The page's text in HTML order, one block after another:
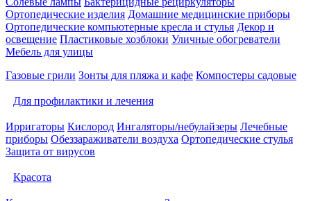
Ортопедические изделия Домашние медицинские приборы
Ортопедические компьютерные кресла и стулья Декор и
освещение Пластиковые хозблоки Уличные обогреватели
Мебель для улицы
Газовые грили Зонты для пляжа и кафе Компостеры садовые
Для профилактики и лечения
Ирригаторы Кислород Ингаляторы/небулайзеры Лечебные
приборы Обеззараживатели воздуха Ортопедические стулья
Защита от вирусов
Красота